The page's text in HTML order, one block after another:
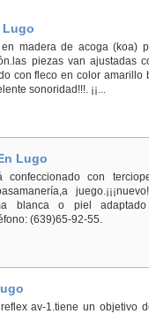
Lugo
madera de acoga (koa)
piezas van ajustadas
con fleco en color amarillo
sonoridad!!!. ¡¡...
Lugo
confeccionado con
blanca o piel
(639)65-92-55.
av-1.tiene un objetivo